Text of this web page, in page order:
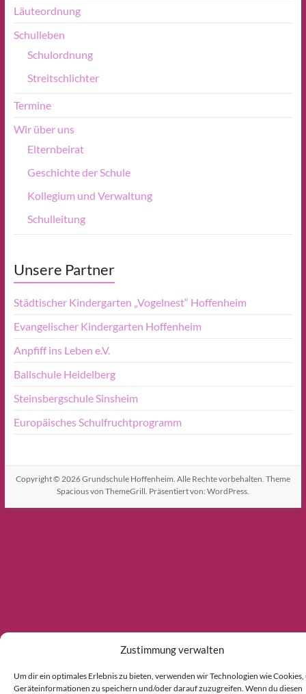
Zustimmung verwalten
Um dir ein optimales Erlebnis zu bieten, verwenden wir Technologien wie Cookies,
Geräteinformationen zu speichern und/oder darauf zuzugreifen. Wenn du diesen
Läuteordnung
Schulleben
Schulordnung
Streitschlichter
Termine
Wir über uns
Elternbeirat
Geschichte der Schule
Kollegium und Verwaltung
Schulleitung
Unsere Partner
Städtischer Kindergarten „Vogelnest“ Hoffenheim
Evangelischer Kindergarten Hoffenheim
Anpfiff ins Leben e.V.
Ballschule Heidelberg
Steinsbergschule Sinsheim
Europäisches Schulfruchtprogramm
Copyright © 2026Grundschule Hoffenheim . Alle Rechte vorbehalten. Theme
Spaciousvon ThemeGrill. Präsentiert von: WordPress.